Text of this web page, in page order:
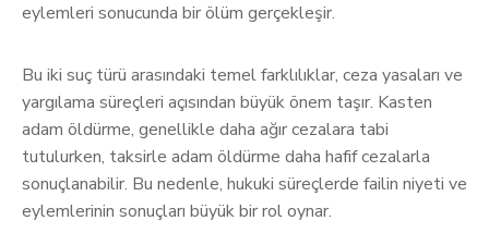
eylemleri sonucunda bir ölüm gerçekleşir.
Bu iki suç türü arasındaki temel farklılıklar, ceza yasaları ve
yargılama süreçleri açısından büyük önem taşır. Kasten
adam öldürme, genellikle daha ağır cezalara tabi
tutulurken, taksirle adam öldürme daha hafif cezalarla
sonuçlanabilir. Bu nedenle, hukuki süreçlerde failin niyeti ve
eylemlerinin sonuçları büyük bir rol oynar.